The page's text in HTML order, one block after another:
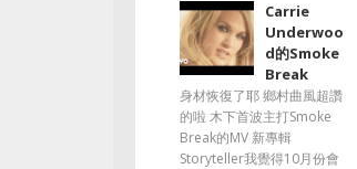
Carrie
Underwoo
d的Smoke
Break
身材恢復了耶 鄉村曲風超讚
的啦 木下首波主打Smoke
Break的MV 新專輯
Storyteller我覺得10月份會